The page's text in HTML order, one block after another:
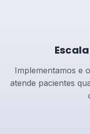
Implementamos e
atende pacientes